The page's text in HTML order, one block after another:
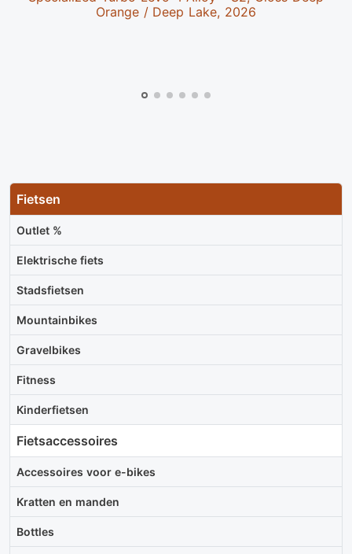
Fietsen
Outlet %
Elektrische fiets
Stadsfietsen
Mountainbikes
Gravelbikes
Fitness
Kinderfietsen
Fietsaccessoires
Accessoires voor e-bikes
Kratten en manden
Bottles
Orange / Deep Lake, 2026